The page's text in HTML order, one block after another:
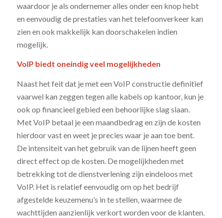
waardoor je als ondernemer alles onder een knop hebt
en eenvoudig de prestaties van het telefoonverkeer kan
zien en ook makkelijk kan doorschakelen indien
mogelijk.
VoIP biedt oneindig veel mogelijkheden
Naast het feit dat je met een VoIP constructie definitief
vaarwel kan zeggen tegen alle kabels op kantoor, kun je
ook op financieel gebied een behoorlijke slag slaan.
Met VoIP betaal je een maandbedrag en zijn de kosten
hierdoor vast en weet je precies waar je aan toe bent.
De intensiteit van het gebruik van de lijnen heeft geen
direct effect op de kosten. De mogelijkheden met
betrekking tot de dienstverlening zijn eindeloos met
VoIP. Het is relatief eenvoudig om op het bedrijf
afgestelde keuzemenu’s in te stellen, waarmee de
wachttijden aanzienlijk verkort worden voor de klanten.